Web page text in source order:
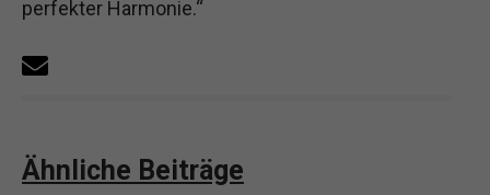
perfekter Harmonie.“
Ähnliche Beiträge